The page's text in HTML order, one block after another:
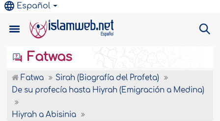
Español
Fatwas
Fatwa
Sirah (Biografía del Profeta)
De su profecía hasta Hiyrah (Emigración a Medina)
Hiyrah a Abisinia